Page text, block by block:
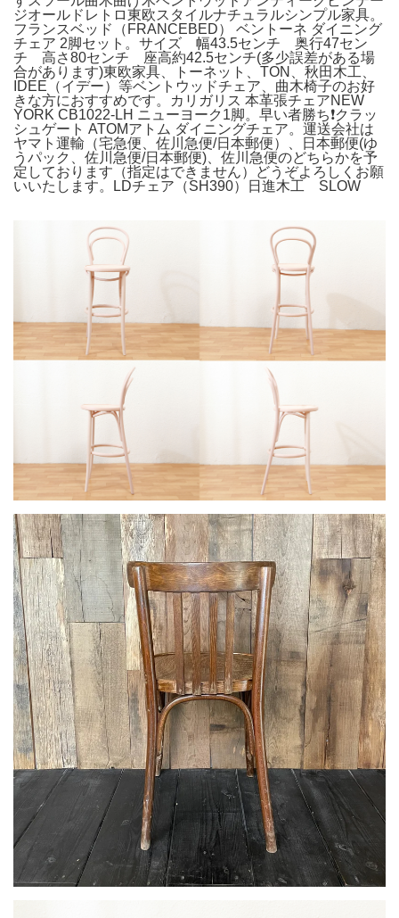
ジオールドレトロ東欧スタイルナチュラルシンプル家具。
フランスベッド（FRANCEBED） ベントーネ ダイニング
チェア 2脚セット。サイズ 幅43.5センチ 奥行47セン
チ 高さ80センチ 座高約42.5センチ(多少誤差がある場
合があります)東欧家具、トーネット、TON、秋田木工、
IDEE（イデー）等ベントウッドチェア、曲木椅子のお好
きな方におすすめです。カリガリス 本革張チェアNEW
YORK CB1022-LH ニューヨーク1脚。早い者勝ち❗️クラッ
シュゲート ATOMアトム ダイニングチェア。運送会社は
ヤマト運輸（宅急便、佐川急便/日本郵便）、日本郵便(ゆ
うパック、佐川急便/日本郵便)、佐川急便のどちらかを予
定しております（指定はできません）どうぞよろしくお願
いいたします。LDチェア（SH390）日進木工 SLOW